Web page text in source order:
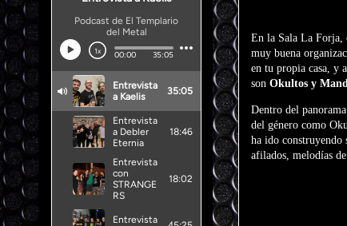
En la Sala La Forja,
muy buena
en tu propia casa, y
son Okultos y
Dentro del
del género como
ha ido construyendo
afilados, melodías